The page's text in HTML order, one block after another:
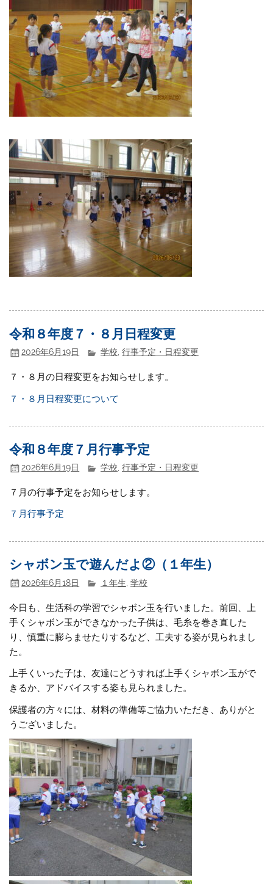
令和８年度７・８月日程変更
2026年6月19日 学校,行事予定・日程変更
７・８月の日程変更をお知らせします。
７・８月日程変更について
令和８年度７月行事予定
2026年6月19日 学校 ,行事予定・日程変更
７月の行事予定をお知らせします。
７月行事予定
シャボン玉で遊んだよ②（１年生）
2026年6月18日 １年生 ,学校
今日も、生活科の学習でシャボン玉を行いました。前回、上
手くシャボン玉ができなかった子供は、毛糸を巻き直した
り、慎重に膨らませたりするなど、工夫する姿が見られまし
た。
上手くいった子は、友達にどうすれば上手くシャボン玉がで
きるか、アドバイスする姿も見られました。
保護者の方々には、材料の準備等ご協力いただき、ありがと
うございました。